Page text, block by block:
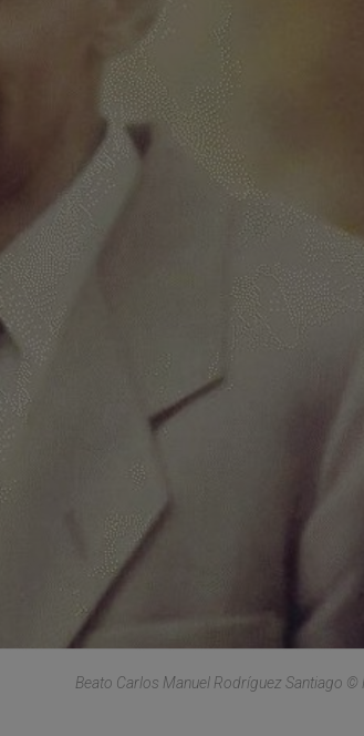
Beato Carlos Manuel Rodríguez Santiago ©